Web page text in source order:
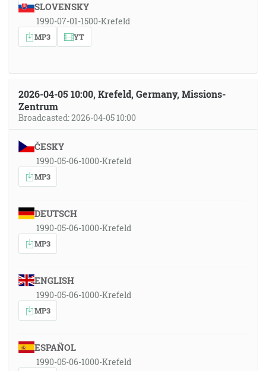
SLOVENSKY
1990-07-01-1500-Krefeld
MP3 YT
2026-04-05 10:00, Krefeld, Germany, Missions-
Zentrum
Broadcasted: 2026-04-05 10:00
ČESKY
1990-05-06-1000-Krefeld
MP3
DEUTSCH
1990-05-06-1000-Krefeld
MP3
ENGLISH
1990-05-06-1000-Krefeld
MP3
ESPAÑOL
1990-05-06-1000-Krefeld